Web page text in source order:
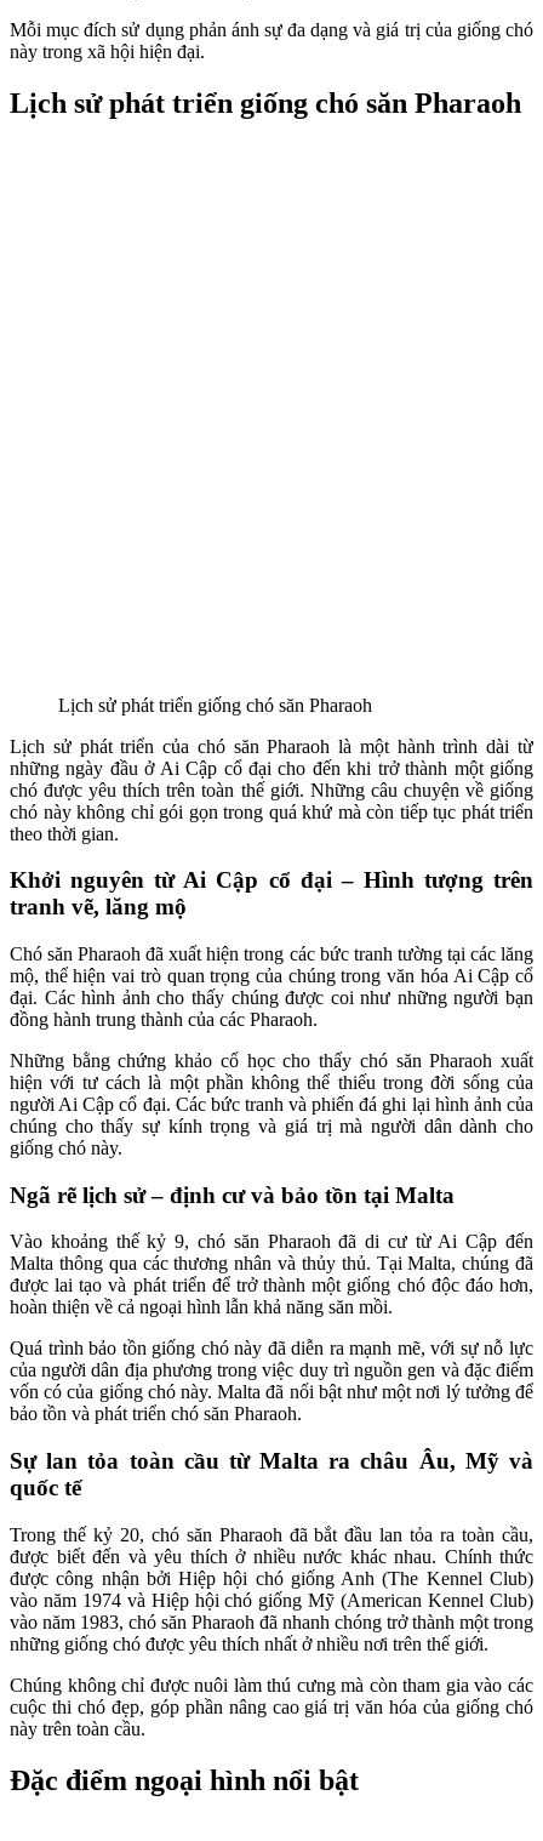
Mỗi mục đích sử dụng phản ánh sự đa dạng và giá trị của giống chó
này trong xã hội hiện đại.
Lịch sử phát triển giống chó săn Pharaoh
Lịch sử phát triển giống chó săn Pharaoh
Lịch sử phát triển của chó săn Pharaoh là một hành trình dài từ
những ngày đầu ở Ai Cập cổ đại cho đến khi trở thành một giống
chó được yêu thích trên toàn thế giới. Những câu chuyện về giống
chó này không chỉ gói gọn trong quá khứ mà còn tiếp tục phát triển
theo thời gian.
Khởi nguyên từ Ai Cập cổ đại – Hình tượng trên
tranh vẽ, lăng mộ
Chó săn Pharaoh đã xuất hiện trong các bức tranh tường tại các lăng
mộ, thể hiện vai trò quan trọng của chúng trong văn hóa Ai Cập cổ
đại. Các hình ảnh cho thấy chúng được coi như những người bạn
đồng hành trung thành của các Pharaoh.
Những bằng chứng khảo cổ học cho thấy chó săn Pharaoh xuất
hiện với tư cách là một phần không thể thiếu trong đời sống của
người Ai Cập cổ đại. Các bức tranh và phiến đá ghi lại hình ảnh của
chúng cho thấy sự kính trọng và giá trị mà người dân dành cho
giống chó này.
Ngã rẽ lịch sử – định cư và bảo tồn tại Malta
Vào khoảng thế kỷ 9, chó săn Pharaoh đã di cư từ Ai Cập đến
Malta thông qua các thương nhân và thủy thủ. Tại Malta, chúng đã
được lai tạo và phát triển để trở thành một giống chó độc đáo hơn,
hoàn thiện về cả ngoại hình lẫn khả năng săn mồi.
Quá trình bảo tồn giống chó này đã diễn ra mạnh mẽ, với sự nỗ lực
của người dân địa phương trong việc duy trì nguồn gen và đặc điểm
vốn có của giống chó này. Malta đã nổi bật như một nơi lý tưởng để
bảo tồn và phát triển chó săn Pharaoh.
Sự lan tỏa toàn cầu từ Malta ra châu Âu, Mỹ và
quốc tế
Trong thế kỷ 20, chó săn Pharaoh đã bắt đầu lan tỏa ra toàn cầu,
được biết đến và yêu thích ở nhiều nước khác nhau. Chính thức
được công nhận bởi Hiệp hội chó giống Anh (The Kennel Club)
vào năm 1974 và Hiệp hội chó giống Mỹ (American Kennel Club)
vào năm 1983, chó săn Pharaoh đã nhanh chóng trở thành một trong
những giống chó được yêu thích nhất ở nhiều nơi trên thế giới.
Chúng không chỉ được nuôi làm thú cưng mà còn tham gia vào các
cuộc thi chó đẹp, góp phần nâng cao giá trị văn hóa của giống chó
này trên toàn cầu.
Đặc điểm ngoại hình nổi bật